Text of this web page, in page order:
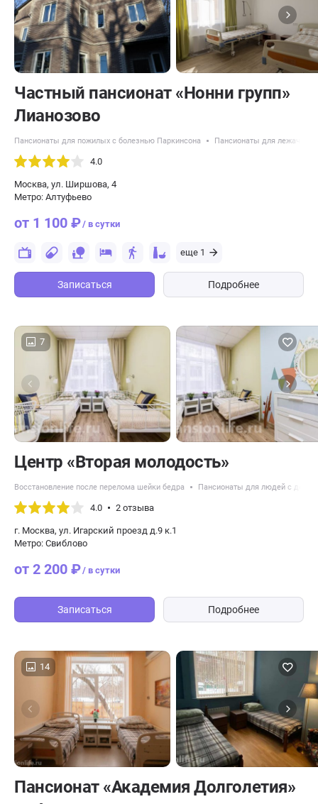
Частный пансионат «Нонни групп»
Лианозово
Пансионаты для пожилых с болезнью Паркинсона Пансионаты для лежачих
4.0
Москва, ул. Ширшова, 4
Метро: Алтуфьево
от 1 100 ₽/ в сутки
еще 1
Записаться Подробнее
7
Центр «Вторая молодость»
Восстановление после перелома шейки бедра Пансионаты для людей с
4.0 2 отзыва
г. Москва, ул. Игарский проезд д.9 к.1
Метро: Свиблово
от 2 200 ₽/ в сутки
Записаться Подробнее
14
Пансионат «Академия Долголетия»